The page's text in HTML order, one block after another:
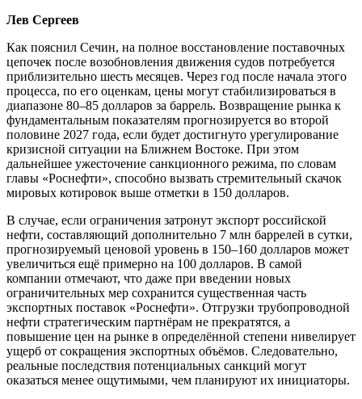
Лев Сергеев
Как пояснил Сечин, на полное восстановление поставочных
цепочек после возобновления движения судов потребуется
приблизительно шесть месяцев. Через год после начала этого
процесса, по его оценкам, цены могут стабилизироваться в
диапазоне 80–85 долларов за баррель. Возвращение рынка к
фундаментальным показателям прогнозируется во второй
половине 2027 года, если будет достигнуто урегулирование
кризисной ситуации на Ближнем Востоке. При этом
дальнейшее ужесточение санкционного режима, по словам
главы «Роснефти», способно вызвать стремительный скачок
мировых котировок выше отметки в 150 долларов.
В случае, если ограничения затронут экспорт российской
нефти, составляющий дополнительно 7 млн баррелей в сутки,
прогнозируемый ценовой уровень в 150–160 долларов может
увеличиться ещё примерно на 100 долларов. В самой
компании отмечают, что даже при введении новых
ограничительных мер сохранится существенная часть
экспортных поставок «Роснефти». Отгрузки трубопроводной
нефти стратегическим партнёрам не прекратятся, а
повышение цен на рынке в определённой степени нивелирует
ущерб от сокращения экспортных объёмов. Следовательно,
реальные последствия потенциальных санкций могут
оказаться менее ощутимыми, чем планируют их инициаторы.